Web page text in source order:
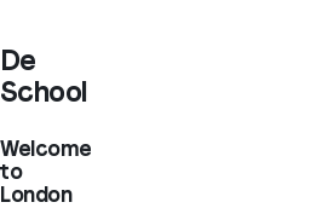
De
School
Welcome
to
London